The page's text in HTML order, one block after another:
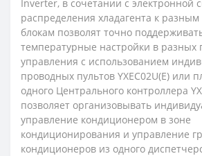
Inverter, в сочетании с электронной
распределения хладагента к
блокам позволят точно
температурные настройки в
управления с использованием
проводных пультов YXEC02U(E) или
одного Центрального контроллера
позволяет организовывать
управление кондиционером в зоне
кондиционирования и управление
кондиционеров из одного